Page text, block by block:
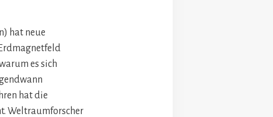
hat neue
es sich
hat die
Weltraumforscher